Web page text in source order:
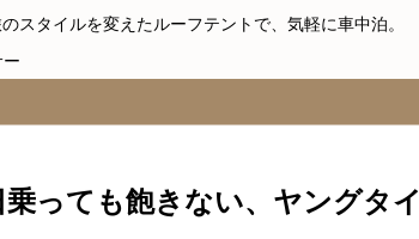
スタイルを変えたルーフテントで、気軽に車中泊。
】このモデルの、このカラーを探しまくって、メ
っても飽きない、ヤングタイ